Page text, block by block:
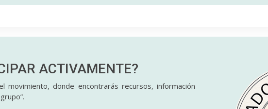
ACTIVAMENTE?
donde encontrarás recursos, información